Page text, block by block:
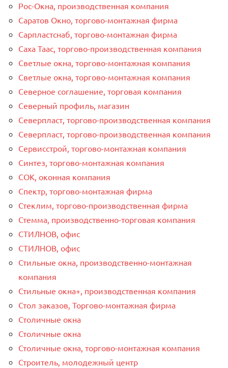
Рос-Окна, производственная компания
Саратов Окно, торгово-монтажная фирма
Сарпластснаб, торгово-монтажная фирма
Саха Таас, торгово-производственная компания
Светлые окна, торгово-монтажная компания
Светлые окна, торгово-монтажная компания
Северное соглашение, торговая компания
Северный профиль, магазин
Северпласт, торгово-производственная компания
Северпласт, торгово-производственная компания
Сервисстрой, торгово-монтажная компания
Синтез, торгово-монтажная компания
СОК, оконная компания
Спектр, торгово-монтажная фирма
Стеклим, торгово-производственная фирма
Стемма, производственно-торговая компания
СТИЛНОВ, офис
СТИЛНОВ, офис
Стильные окна, производственно-монтажная
компания
Стильные окна+, производственная компания
Стол заказов, Торгово-монтажная фирма
Столичные окна
Столичные окна
Столичные окна, торгово-монтажная компания
Строитель, молодежный центр